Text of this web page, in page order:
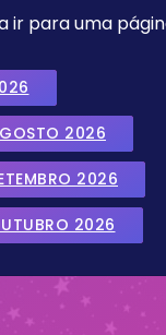
ir para uma
2026
2026
2026